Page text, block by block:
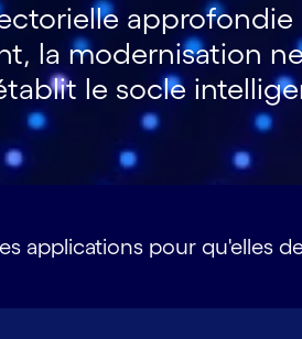
la modernisation
le socle
applications pour qu'elles